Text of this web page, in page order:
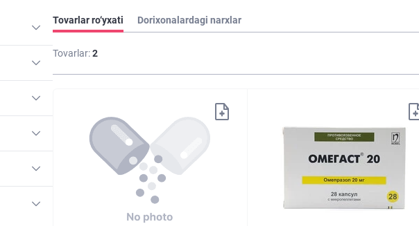
Tovarlar ro‘yxati Dorixonalardagi narxlar
Tovarlar:2